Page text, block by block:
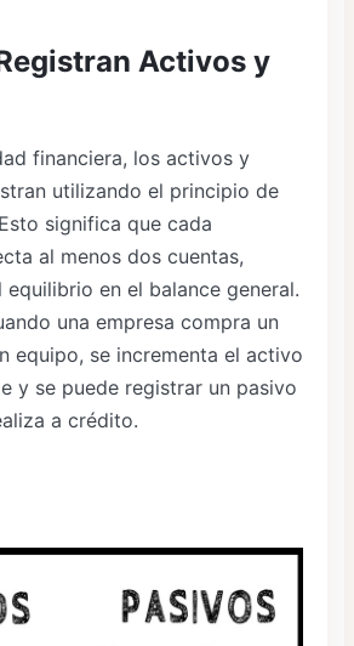
Activos y
financiera, los activos y
utilizando el principio de
significa que cada
al menos dos cuentas,
equilibrio en el balance general.
una empresa compra un
equipo, se incrementa el activo
y se puede registrar un pasivo
a crédito.